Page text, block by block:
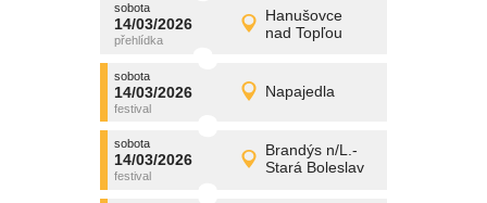
sobota
14/03/2026
Hanušovce
nad Topľou
sobota
14/03/2026 Detail
promítání
sobota
14/03/2026 Napajedla
sobota
14/03/2026 Detail
promítání
sobota
14/03/2026
Brandýs n/L.-
Stará Boleslav
sobota
14/03/2026 Detail
promítání